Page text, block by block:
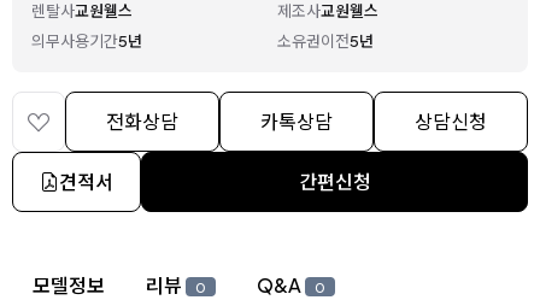
렌탈사교원웰스 제조사교원웰스
의무사용기간5년 소유권이전5년
전화상담 카톡상담 상담신청
견적서 간편신청
상세 정보
모델정보 리뷰 0 Q&A 0